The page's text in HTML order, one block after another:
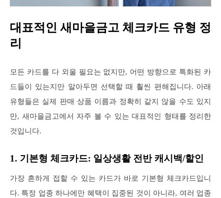
대표적인 새마을금고 체크카드 유형 정
리
모든 카드를 다 외울 필요는 없지만, 어떤 방향으로 특화된 카
드들이 있는지만 알아두면 선택할 때 훨씬 편해집니다. 아래
유형들은 실제 판매 상품 이름과 정확히 같지 않을 수도 있지
만, 새마을금고에서 자주 볼 수 있는 대표적인 형태를 정리한
것입니다.
1. 기본형 체크카드: 일상생활 전반 캐시백/할인
가장 흔하게 접할 수 있는 카드가 바로 기본형 체크카드입니
다. 특정 업종 하나에만 혜택이 집중된 것이 아니라, 여러 업종